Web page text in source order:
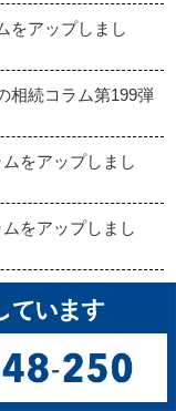
をアップしまし
相続コラム第199弾
をアップしまし
をアップしまし
アップしました。
プしました。
をアップしまし